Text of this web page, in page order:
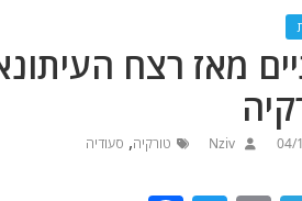
מאז רצח
04/
Nziv טורקיה, סעודיה